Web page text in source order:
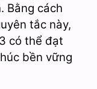
Bằng cách
tắc này,
có thể đạt
bền vững